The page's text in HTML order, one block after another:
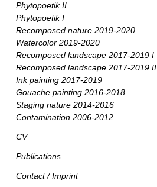
Phytopoetik II
Phytopoetik I
Recomposed nature 2019-2020
Watercolor 2019-2020
Recomposed landscape 2017-2019 I
Recomposed landscape 2017-2019 II
Ink painting 2017-2019
Gouache painting 2016-2018
Staging nature 2014-2016
Contamination 2006-2012
CV
Publications
Contact / Imprint